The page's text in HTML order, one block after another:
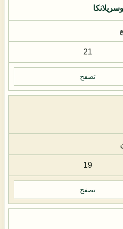
21
تصفح
19
تصفح